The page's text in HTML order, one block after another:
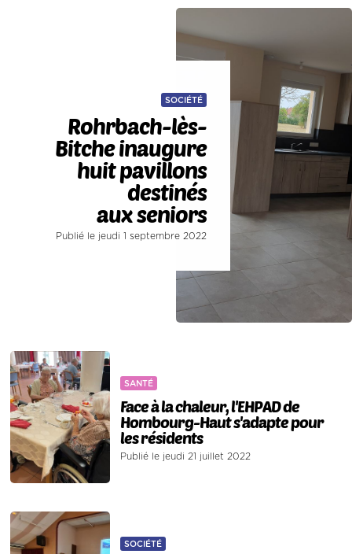
SOCIÉTÉ
Rohrbach-lès-
Bitche inaugure
huit pavillons
destinés
aux seniors
Publié le jeudi 1 septembre 2022
SANTÉ
Face à la chaleur, l'EHPAD de
Hombourg-Haut s'adapte pour
les résidents
Publié le jeudi 21 juillet 2022
SOCIÉTÉ